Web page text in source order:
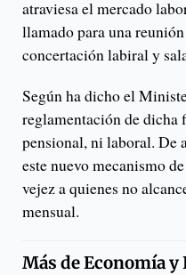
atraviesa el mercado
llamado para una
concertación labiral y
Según ha dicho el
reglamentación de dicha
pensional, ni laboral. De
este nuevo mecanismo
vejez a quienes no
mensual.
Más deEconomía y